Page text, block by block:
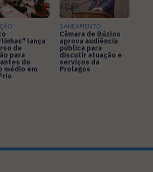
lança
de
para
do
médio em
SANEAMENTO
Câmara de Búzios
aprova audiência
pública para
discutir atuação e
serviços da
Prolagos